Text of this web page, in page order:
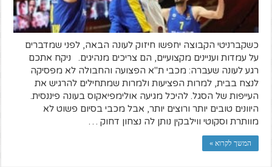
כשקברניטי הקבוצה יחפשו חיזוק לעונה הבאה, לפני שמדברים
על עמדות ועניינים מקצועיים, הם צריכים מנהיגים. ניקח אתכם
רגע לעונה שעברה: מכבי ת"א הפצועה והחבולה לא מפסיקה
לנצח בבית, למרות הפציעות ולמרות שמתחילים להרגיש את
העייפות של הסגל. להיכל מגיעה אולימפיאקוס בעונה פיננסית.
היוונים טובים יותר ורוצים יותר, אבל מכבי בסיום פשוט לא
מוותרת וסקוטי ווילבקין נותן לה נצחון דחוק …
המשך לקרוא »